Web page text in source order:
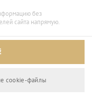
без
сайта напрямую.
сookie-файлы